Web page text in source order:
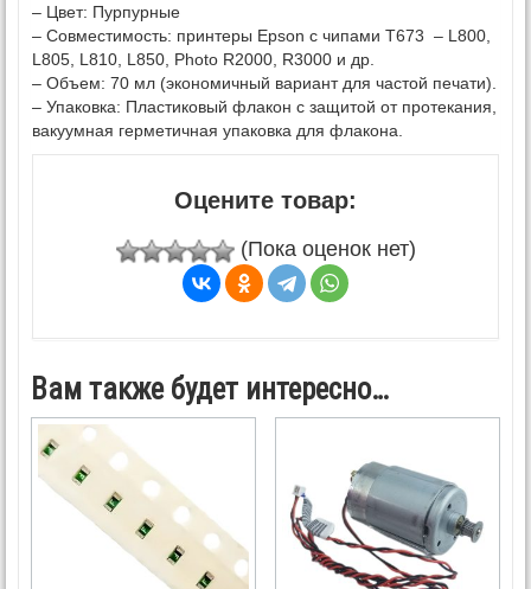
– Цвет: Пурпурные
– Совместимость: принтеры Epson с чипами T673 – L800,
L805, L810, L850, Photo R2000, R3000 и др.
– Объем: 70 мл (экономичный вариант для частой печати).
– Упаковка: Пластиковый флакон с защитой от протекания,
вакуумная герметичная упаковка для флакона.
Оцените товар:
(Пока оценок нет)
Вам также будет интересно…